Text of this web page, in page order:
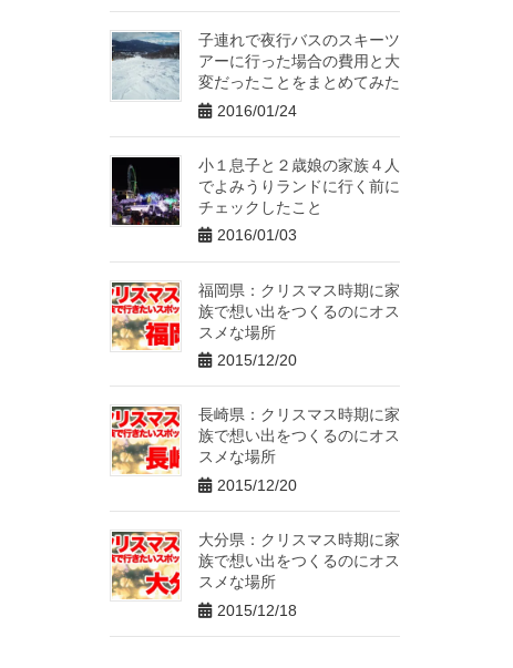
子連れで夜行バスのスキーツ
アーに行った場合の費用と大
変だったことをまとめてみた
2016/01/24
小１息子と２歳娘の家族４人
でよみうりランドに行く前に
チェックしたこと
2016/01/03
福岡県：クリスマス時期に家
族で想い出をつくるのにオス
スメな場所
2015/12/20
長崎県：クリスマス時期に家
族で想い出をつくるのにオス
スメな場所
2015/12/20
大分県：クリスマス時期に家
族で想い出をつくるのにオス
スメな場所
2015/12/18